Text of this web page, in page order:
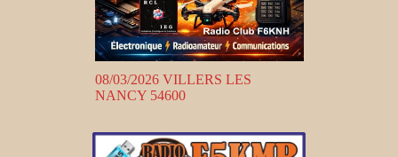
08/03/2026 VILLERS LES
NANCY 54600